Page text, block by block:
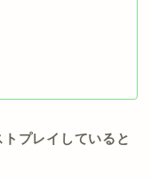
プレイしていると